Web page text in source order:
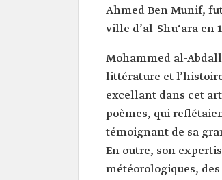
Classification
Naissance
1809.
poétiques
Ahmed Ben Munif,
ville d’al-Shu‘ara en
Mohammed al-
littérature et
excellant dans cet
poèmes, qui
témoignant de sa
En outre, son
météorologiques,